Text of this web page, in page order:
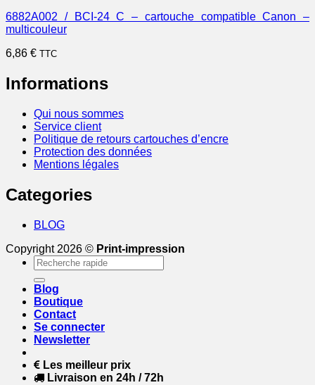
6882A002 / BCI-24 C – cartouche compatible Canon –
multicouleur
6,86 € TTC
Informations
Qui nous sommes
Service client
Politique de retours cartouches d’encre
Protection des données
Mentions légales
Categories
BLOG
Copyright 2026 © Print-impression
Recherche
pour :
Blog
Boutique
Contact
Se connecter
Newsletter
Les meilleur prix
Livraison en 24h / 72h